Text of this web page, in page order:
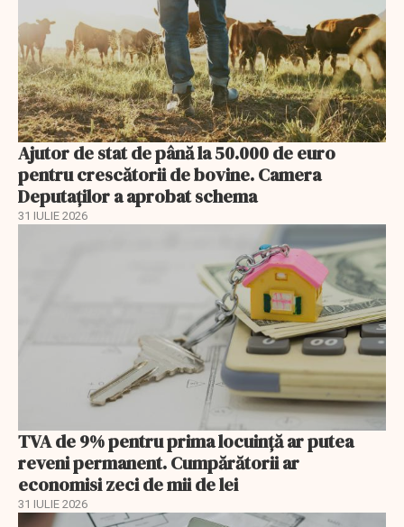
Ajutor de stat de până la 50.000 de euro
pentru crescătorii de bovine. Camera
Deputaților a aprobat schema
31 IULIE 2026
TVA de 9% pentru prima locuință ar putea
reveni permanent. Cumpărătorii ar
economisi zeci de mii de lei
31 IULIE 2026